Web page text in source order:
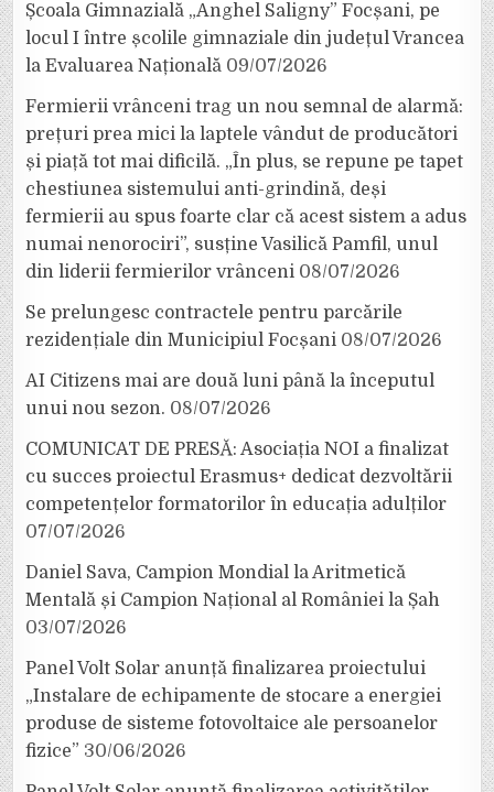
Școala Gimnazială „Anghel Saligny” Focșani, pe
locul I între școlile gimnaziale din județul Vrancea
la Evaluarea Națională 09/07/2026
Fermierii vrânceni trag un nou semnal de alarmă:
prețuri prea mici la laptele vândut de producători
și piață tot mai dificilă. „În plus, se repune pe tapet
chestiunea sistemului anti-grindină, deși
fermierii au spus foarte clar că acest sistem a adus
numai nenorociri”, susține Vasilică Pamfil, unul
din liderii fermierilor vrânceni 08/07/2026
Se prelungesc contractele pentru parcările
rezidențiale din Municipiul Focșani 08/07/2026
AI Citizens mai are două luni până la începutul
unui nou sezon. 08/07/2026
COMUNICAT DE PRESĂ: Asociația NOI a finalizat
cu succes proiectul Erasmus+ dedicat dezvoltării
competențelor formatorilor în educația adulților
07/07/2026
Daniel Sava, Campion Mondial la Aritmetică
Mentală și Campion Național al României la Șah
03/07/2026
Panel Volt Solar anunță finalizarea proiectului
„Instalare de echipamente de stocare a energiei
produse de sisteme fotovoltaice ale persoanelor
fizice” 30/06/2026